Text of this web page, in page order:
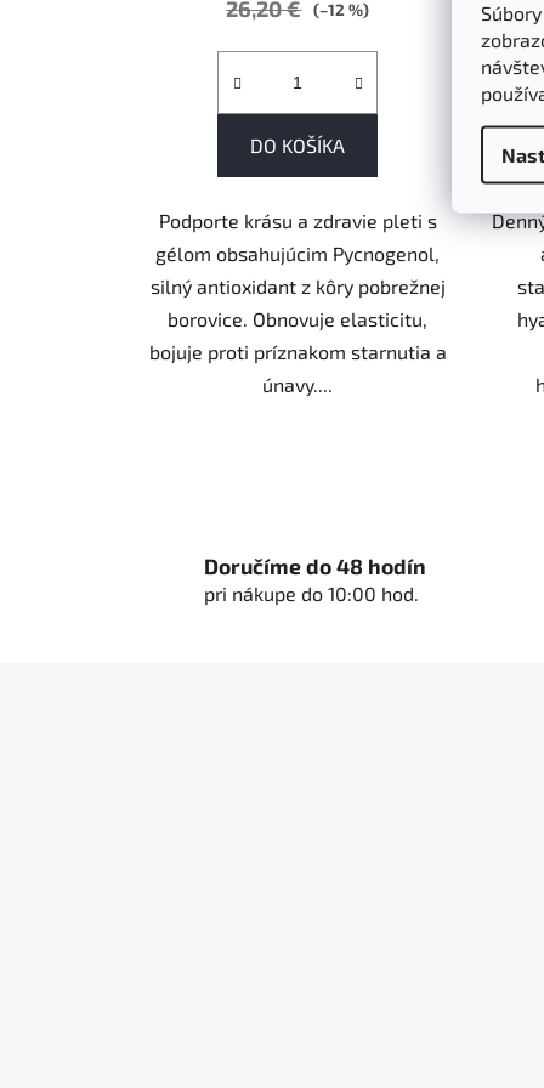
26,20 € (–12 %)
DO KOŠÍKA
Podporte krásu a zdravie pleti s
gélom obsahujúcim Pycnogenol,
silný antioxidant z kôry pobrežnej
borovice. Obnovuje elasticitu,
bojuje proti príznakom starnutia a
únavy....
Doručíme do 48 hodín
pri nákupe do 10:00 hod.